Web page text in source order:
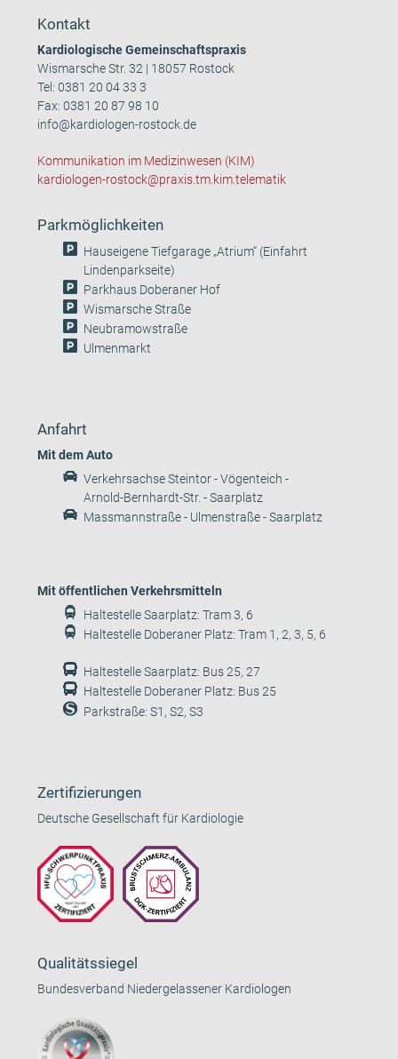
Kontakt
Kardiologische Gemeinschaftspraxis
Wismarsche Str. 32 | 18057 Rostock
Tel:0381 20 04 33 3
Fax: 0381 20 87 98 10
info@kardiologen-rostock.de
Kommunikation im Medizinwesen (KIM)
kardiologen-rostock@praxis.tm.kim.telematik
Parkmöglichkeiten
Hauseigene Tiefgarage „Atrium“ (Einfahrt
Lindenparkseite)
Parkhaus Doberaner Hof
Wismarsche Straße
Neubramowstraße
Ulmenmarkt
Anfahrt
Mit dem Auto
Verkehrsachse Steintor - Vögenteich -
Arnold-Bernhardt-Str. - Saarplatz
Massmannstraße - Ulmenstraße - Saarplatz
Mit öffentlichen Verkehrsmitteln
Haltestelle Saarplatz: Tram 3, 6
Haltestelle Doberaner Platz: Tram 1, 2, 3, 5, 6
Haltestelle Saarplatz: Bus 25, 27
Haltestelle Doberaner Platz: Bus 25
Parkstraße: S1, S2, S3
Zertifizierungen
Deutsche Gesellschaft für Kardiologie
Qualitätssiegel
Bundesverband Niedergelassener Kardiologen